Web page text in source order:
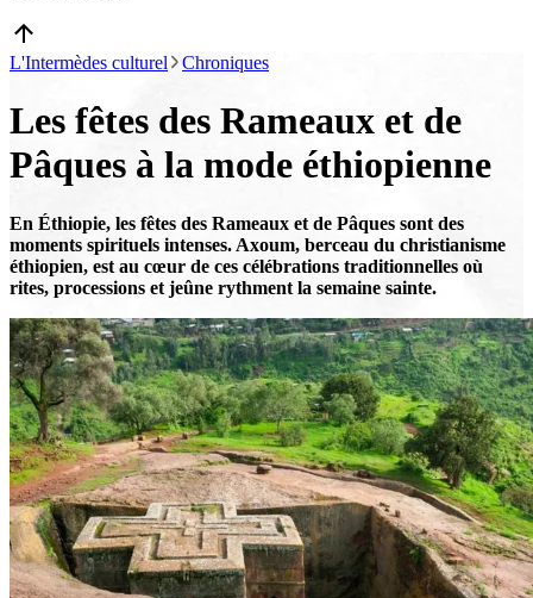
L'Intermèdes culturel Chroniques
Les fêtes des Rameaux et de
Pâques à la mode éthiopienne
En Éthiopie, les fêtes des Rameaux et de Pâques sont des
moments spirituels intenses. Axoum, berceau du christianisme
éthiopien, est au cœur de ces célébrations traditionnelles où
rites, processions et jeûne rythment la semaine sainte.